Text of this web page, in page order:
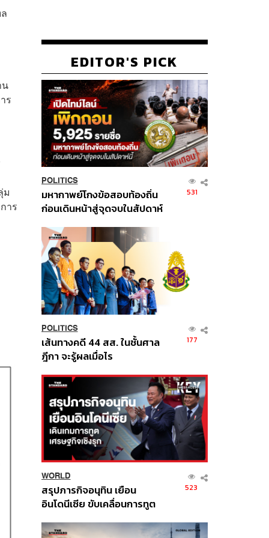
น
ร
ม
าร
EDITOR'S PICK
POLITICS
มหากาพย์โกงข้อสอบท้องถิ่น
ก่อนเดินหน้าสู่จุดจบในสัปดาห์
531
POLITICS
เส้นทางคดี 44 สส. ในชั้นศาล
ฎีกา จะรู้ผลเมื่อไร
177
WORLD
สรุปภารกิจอนุทิน เยือน
อินโดนีเซีย ขับเคลื่อนการทูต
ส่วนยุทธศาสตร์ไทย –
523